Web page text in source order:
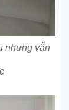
nhưng vẫn